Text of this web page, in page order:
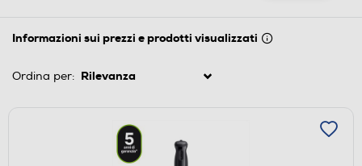
Informazioni sui prezzi e prodotti visualizzati
Ordina per: